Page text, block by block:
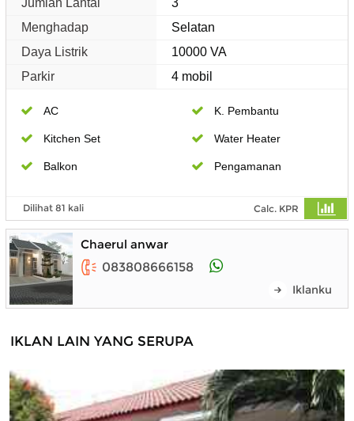
Menghadap
Selatan
Daya Listrik
10000 VA
Parkir
4 mobil
AC K. Pembantu
Kitchen Set Water Heater
Balkon Pengamanan
Dilihat 81 kali Calc. KPR
Chaerul anwar
083808666158
Iklanku
IKLAN LAIN YANG SERUPA